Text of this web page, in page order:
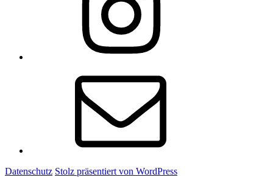
Datenschutz Stolz präsentiert von WordPress